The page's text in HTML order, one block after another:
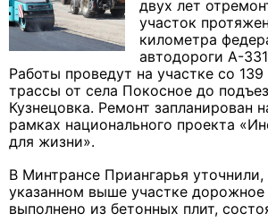
двух лет
участок
километра
автодороги А-
Работы проведут на участке со
трассы от села Покосное до
Кузнецовка. Ремонт запланирован
рамках национального проекта
для жизни».
В Минтрансе Приангарья уточнили,
указанном выше участке
выполнено из бетонных плит,